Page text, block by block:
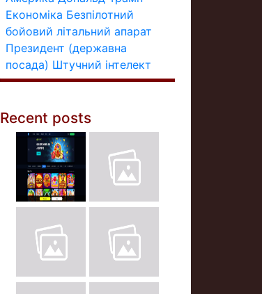
Економіка Безпілотний
бойовий літальний апарат
Президент (державна
посада) Штучний інтелект
Recent posts